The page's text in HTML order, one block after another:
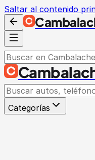
Saltar al contenido
Categorías